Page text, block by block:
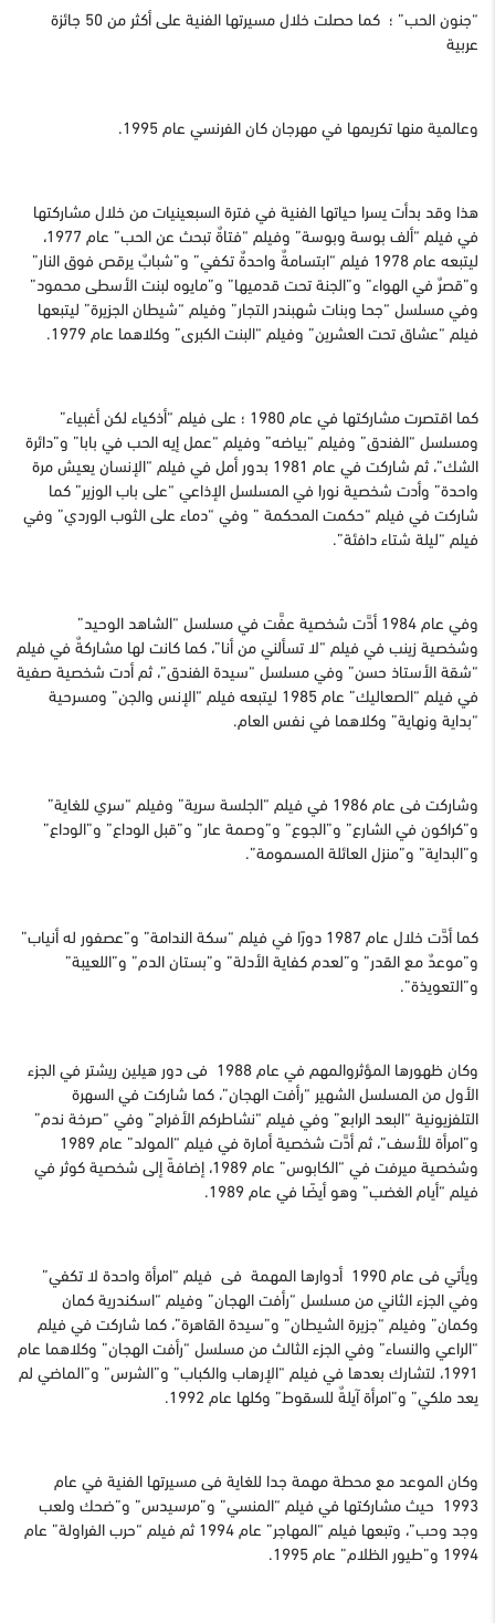
“جنون الحب” ؛ كما حصلت خلال مسيرتها الفنية على أكثر من 50 جائزة
عربية
وعالمية منها تكريمها في مهرجان كان الفرنسي عام 1995.
هذا وقد بدأت يسرا حياتها الفنية في فترة السبعينيات من خلال مشاركتها
في فيلم “ألف بوسة وبوسة” وفيلم “فتاةٌ تبحث عن الحب” عام 1977،
ليتبعه عام 1978 فيلم “ابتسامةٌ واحدةٌ تكفي” و”شبابٌ يرقص فوق النار”
و”قصرٌ في الهواء” و”الجنة تحت قدميها” و”مايوه لبنت الأسطى محمود”
وفي مسلسل “جحا وبنات شهبندر التجار” وفيلم “شيطان الجزيرة” ليتبعها
فيلم “عشاق تحت العشرين” وفيلم “البنت الكبرى” وكلاهما عام 1979.
كما اقتصرت مشاركتها في عام 1980 ؛ على فيلم “أذكياء لكن أغبياء”
ومسلسل “الفندق” وفيلم “بياضه” وفيلم “عمل إيه الحب في بابا” و”دائرة
الشك”، ثم شاركت في عام 1981 بدور أمل في فيلم “الإنسان يعيش مرة
واحدة” وأدت شخصية نورا في المسلسل الإذاعي “على باب الوزير” كما
شاركت في فيلم “حكمت المحكمة ” وفي “دماء على الثوب الوردي” وفي
فيلم “ليلة شتاء دافئة”.
وفي عام 1984 أدَّت شخصية عفَّت في مسلسل “الشاهد الوحيد”
وشخصية زينب في فيلم “لا تسألني من أنا”، كما كانت لها مشاركةٌ في فيلم
“شقة الأستاذ حسن” وفي مسلسل “سيدة الفندق”، ثم أدت شخصية صفية
في فيلم “الصعاليك” عام 1985 ليتبعه فيلم “الإنس والجن” ومسرحية
“بداية ونهاية” وكلاهما في نفس العام.
وشاركت فى عام 1986 في فيلم “الجلسة سرية” وفيلم “سري للغاية”
و”كراكون في الشارع” و”الجوع” و”وصمة عار” و”قبل الوداع” و”الوداع”
و”البداية” و”منزل العائلة المسمومة”.
كما أدَّت خلال عام 1987 دورًا في فيلم “سكة الندامة” و”عصفور له أنياب”
و”موعدٌ مع القدر” و”لعدم كفاية الأدلة” و”بستان الدم” و”اللعيبة”
و”التعويذة”.
وكان ظهورها المؤثروالمهم في عام 1988 فى دور هيلين ريشتر في الجزء
الأول من المسلسل الشهير “رأفت الهجان”، كما شاركت في السهرة
التلفزيونية “البعد الرابع” وفي فيلم “نشاطركم الأفراح” وفي “صرخة ندم”
و”امرأة للأسف”، ثم أدَّت شخصية أمارة في فيلم “المولد” عام 1989
وشخصية ميرفت في “الكابوس” عام 1989، إضافةً إلى شخصية كوثر في
فيلم “أيام الغضب” وهو أيضًا في عام 1989.
ويأتي فى عام 1990 أدوارها المهمة فى فيلم “امرأة واحدة لا تكفي”
وفي الجزء الثاني من مسلسل “رأفت الهجان” وفيلم “اسكندرية كمان
وكمان” وفيلم “جزيرة الشيطان” و”سيدة القاهرة”، كما شاركت في فيلم
“الراعي والنساء” وفي الجزء الثالث من مسلسل “رأفت الهجان” وكلاهما عام
1991، لتشارك بعدها في فيلم “الإرهاب والكباب” و”الشرس” و”الماضي لم
يعد ملكي” و”امرأة آيلةٌ للسقوط” وكلها عام 1992.
وكان الموعد مع محطة مهمة جدا للغاية فى مسيرتها الفنية في عام
1993 حيث مشاركتها في فيلم “المنسي” و”مرسيدس” و”ضحك ولعب
وجد وحب”، وتبعها فيلم “المهاجر” عام 1994 ثم فيلم “حرب الفراولة” عام
1994 و”طيور الظلام” عام 1995.